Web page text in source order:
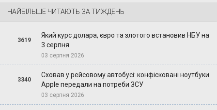
НАЙБІЛЬШЕ ЧИТАЮТЬ ЗА ТИЖДЕНЬ
3619
Який курс долара, євро та злотого встановив НБУ на
3 серпня
03 серпня 2026
3340
Сховав у рейсовому автобусі: конфісковані ноутбуки
Apple передали на потреби ЗСУ
03 серпня 2026